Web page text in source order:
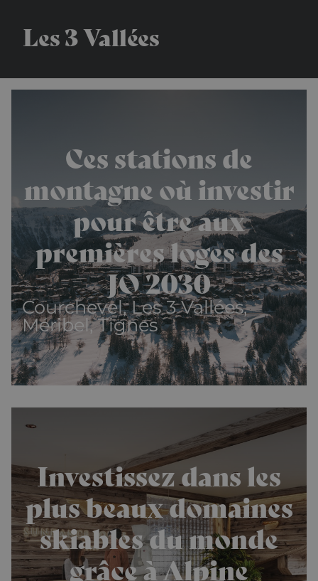
Les 3 Vallées
Ces stations de
montagne où investir
pour être aux
premières loges des
JO 2030
Courchevel, Les 3 Vallées,
Méribel, Tignes
Investissez dans les
plus beaux domaines
skiables du monde
grâce à Alpine